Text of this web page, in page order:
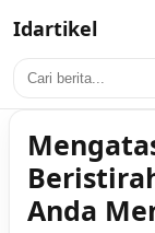
Idartikel
Anda